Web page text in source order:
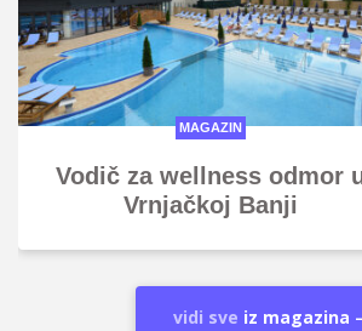
MAGAZIN
Vodič za wellness odmor
Vrnjačkoj Banji
vidi sve iz magazina